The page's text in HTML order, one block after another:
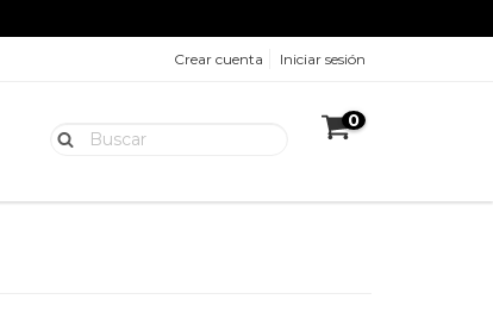
Crear cuenta Iniciar sesión
0